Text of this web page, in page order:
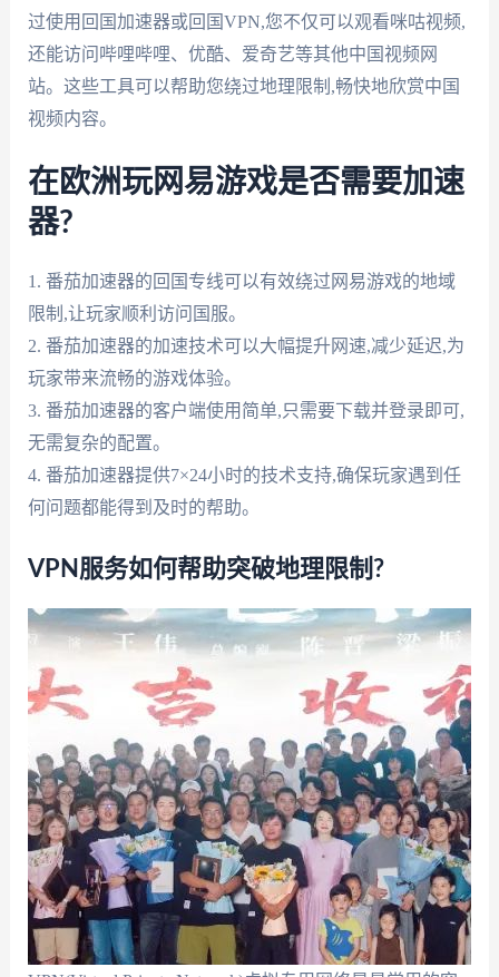
过使用回国加速器或回国VPN,您不仅可以观看咪咕视频,
还能访问哔哩哔哩、优酷、爱奇艺等其他中国视频网
站。这些工具可以帮助您绕过地理限制,畅快地欣赏中国
视频内容。
在欧洲玩网易游戏是否需要加速
器?
1. 番茄加速器的回国专线可以有效绕过网易游戏的地域
限制,让玩家顺利访问国服。
2. 番茄加速器的加速技术可以大幅提升网速,减少延迟,为
玩家带来流畅的游戏体验。
3. 番茄加速器的客户端使用简单,只需要下载并登录即可,
无需复杂的配置。
4. 番茄加速器提供7×24小时的技术支持,确保玩家遇到任
何问题都能得到及时的帮助。
VPN服务如何帮助突破地理限制?